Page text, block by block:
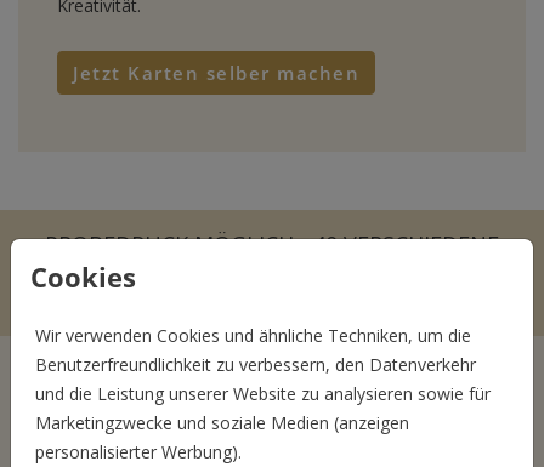
Cookies
Wir verwenden Cookies und ähnliche Techniken, um die
Benutzerfreundlichkeit zu verbessern, den Datenverkehr
und die Leistung unserer Website zu analysieren sowie für
Marketingzwecke und soziale Medien (anzeigen
personalisierter Werbung).
Kreativität.
Jetzt Karten selber machen
PROBEDRUCK MÖGLICH - 40 VERSCHIEDENE
BRIEFUMSCHLÄGE! FÜR JEDE KARTE DEN
Ab 1 Karte